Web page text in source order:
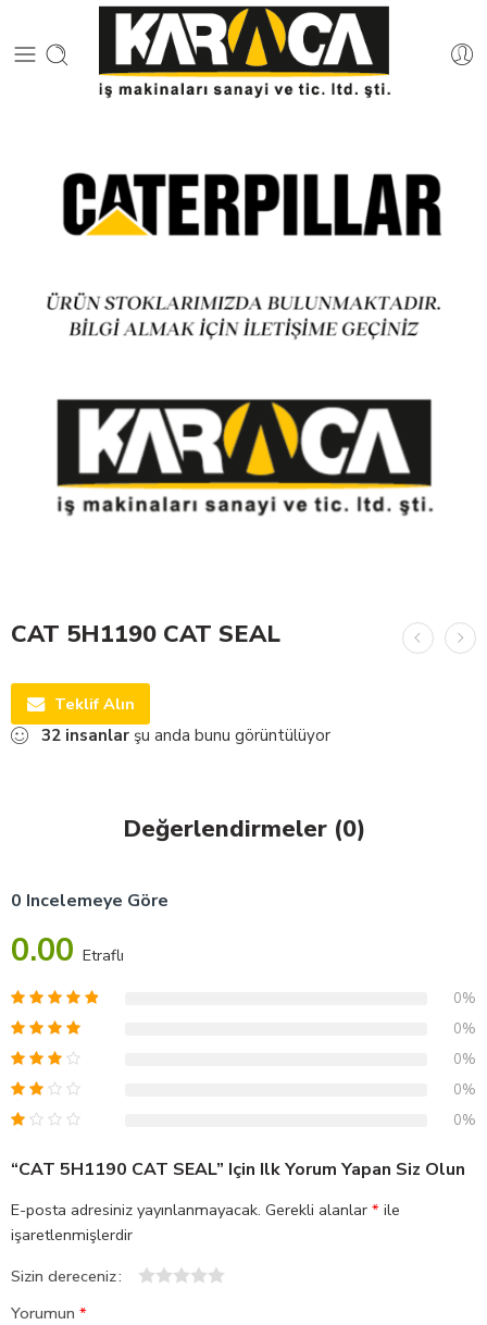
CAT 5H1190 CAT SEAL
Teklif Alın
32 insanlar şu anda bunu görüntülüyor
Değerlendirmeler (0)
0 Incelemeye Göre
0.00 Etraflı
0%
0%
0%
0%
0%
“CAT 5H1190 CAT SEAL” Için Ilk Yorum Yapan Siz Olun
E-posta adresiniz yayınlanmayacak. Gerekli alanlar * ile
işaretlenmişlerdir
Sizin dereceniz
Yorumun *